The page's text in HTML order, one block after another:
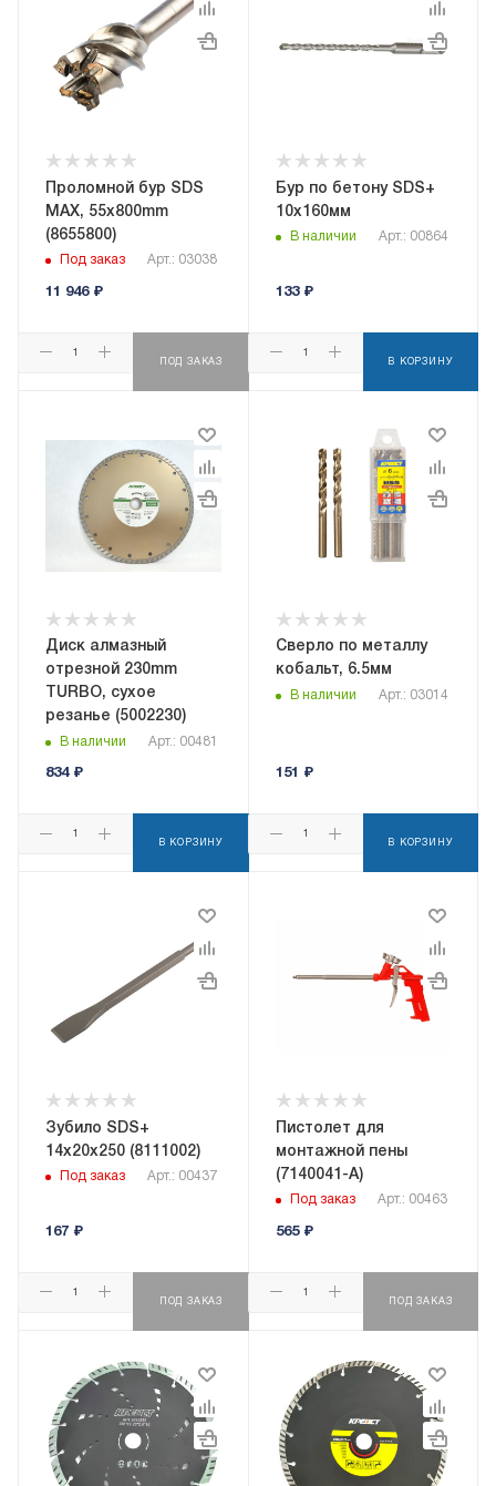
Проломной бур SDS
MAX, 55x800mm
(8655800)
Под заказ Арт.: 03038
11 946₽
ПОД ЗАКАЗ
Бур по бетону SDS+
10х160мм
В наличии Арт.: 00864
133₽
В КОРЗИНУ
Диск алмазный
отрезной 230mm
TURBO, сухое
резанье (5002230)
В наличии Арт.: 00481
834₽
В КОРЗИНУ
Сверло по металлу
кобальт, 6.5мм
В наличии Арт.: 03014
151 ₽
В КОРЗИНУ
Зубило SDS+
14х20х250 (8111002)
Под заказ Арт.: 00437
167 ₽
ПОД ЗАКАЗ
Пистолет для
монтажной пены
(7140041-A)
Под заказ Арт.: 00463
565₽
ПОД ЗАКАЗ